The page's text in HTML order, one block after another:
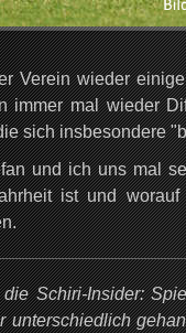
Verein wieder
immer mal wieder
sich insbesondere
und ich uns mal
ist und
Schiri-Insider:
unterschiedlich